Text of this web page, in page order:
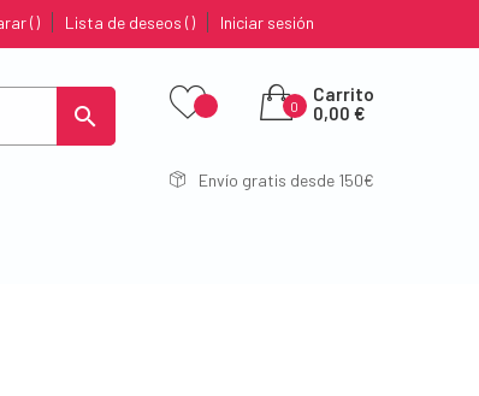
Iniciar sesión
Lista de deseos
 0
Carrito
0,00 €
Envío gratis desde 150€